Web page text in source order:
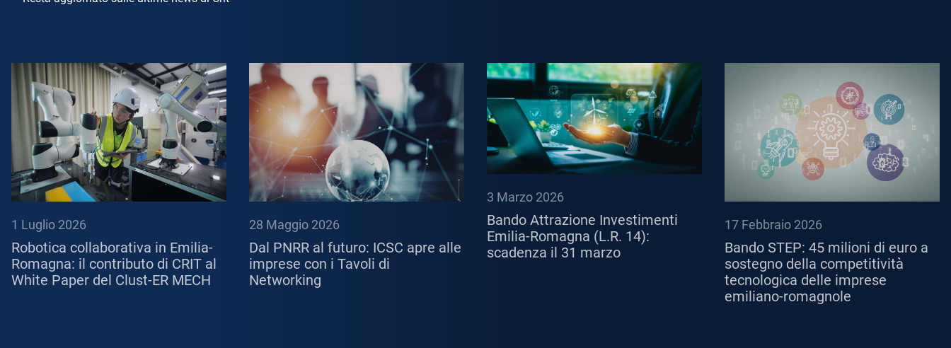
1 Luglio 2026
Robotica collaborativa in Emilia-
Romagna: il contributo di CRIT al
White Paper del Clust-ER MECH
28 Maggio 2026
Dal PNRR al futuro: ICSC apre alle
imprese con i Tavoli di
Networking
3 Marzo 2026
Bando Attrazione Investimenti
Emilia-Romagna (L.R. 14):
scadenza il 31 marzo
17 Febbraio 2026
Bando STEP: 45 milioni di euro a
sostegno della competitività
tecnologica delle imprese
emiliano-romagnole